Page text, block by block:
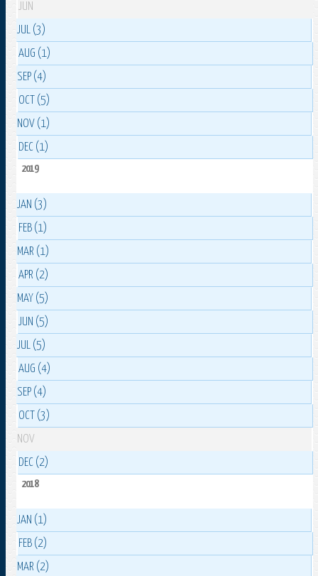
JUN
JUL (3)
AUG (1)
SEP (4)
OCT (5)
NOV (1)
DEC (1)
2019
JAN (3)
FEB (1)
MAR (1)
APR (2)
MAY (5)
JUN (5)
JUL (5)
AUG (4)
SEP (4)
OCT (3)
NOV
DEC (2)
2018
JAN (1)
FEB (2)
MAR (2)